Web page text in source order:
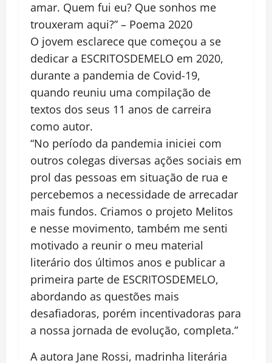
amar. Quem fui eu? Que sonhos me
trouxeram aqui?” – Poema 2020
O jovem esclarece que começou a se
dedicar a ESCRITOSDEMELO em 2020,
durante a pandemia de Covid-19,
quando reuniu uma compilação de
textos dos seus 11 anos de carreira
como autor.
“No período da pandemia iniciei com
outros colegas diversas ações sociais em
prol das pessoas em situação de rua e
percebemos a necessidade de arrecadar
mais fundos. Criamos o projeto Melitos
e nesse movimento, também me senti
motivado a reunir o meu material
literário dos últimos anos e publicar a
primeira parte de ESCRITOSDEMELO,
abordando as questões mais
desafiadoras, porém incentivadoras para
a nossa jornada de evolução, completa.”
A autora Jane Rossi, madrinha literária